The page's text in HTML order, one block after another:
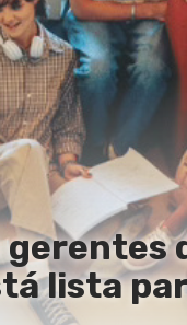
gerentes
lista